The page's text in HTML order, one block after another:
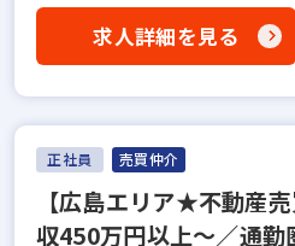
求人詳細を見る
正社員 売買仲介
【広島エリア★不動産
収450万円以上～／通